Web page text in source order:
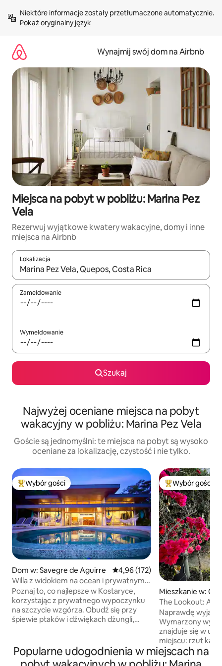
treści Pokaż oryginalny język
Wynajmij swój dom na Airbnb
Miejsca na pobyt w pobliżu: Marina Pez
Vela
Rezerwuj wyjątkowe kwatery wakacyjne, domy i inne
miejsca na Airbnb
Lokalizacja
Gdy wyniki będą dostępne, możesz poruszać się po nich za
Zameldowanie
Wymeldowanie
Szukaj
Najwyżej oceniane miejsca na pobyt
wakacyjny w pobliżu: Marina Pez Vela
Goście są jednomyślni: te miejsca na pobyt są wysoko
oceniane za lokalizację, czystość i nie tylko.
Najpopularniejsze z kategorii Wybór gości
Wybór gości
Dom w: Savegre de Aguirre Średnia ocena: 4,96 na 5, liczba
4,96 (172)
Willa z widokiem na ocean i prywatnym
basenem bez krawędzi
Poznaj to, co najlepsze w Kostaryce,
korzystając z prywatnego wypoczynku
na szczycie wzgórza. Obudź się przy
śpiewie ptaków i dźwiękach dżungli,
z panoramicznym widokiem na ocean.
Ta ogrodzona willa z 2 sypialniami
Wybór gości
Mieszkanie w:
The Lookout: A
couples
Naprawdę
Wymarzony
znajduje się w
miejscu: rzut
klifu, z widokiem
wybrzeże
Popularne udogodnienia w miejscach na